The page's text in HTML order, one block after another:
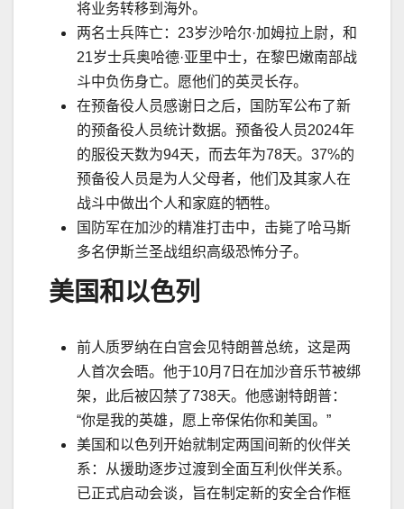
将业务转移到海外。
两名士兵阵亡： 23岁沙哈尔·加姆拉上尉，和
21岁士兵奥哈德·亚里中士，在黎巴嫩南部战
斗中负伤身亡。愿他们的英灵长存。
在预备役人员感谢日之后，国防军公布了新
的预备役人员统计数据。预备役人员2024年
的服役天数为94天，而去年为78天。 37%的
预备役人员是为人父母者，他们及其家人在
战斗中做出个人和家庭的牺牲。
国防军在加沙的精准打击中，击毙了哈马斯
多名伊斯兰圣战组织高级恐怖分子。
美国和以色列
前人质罗纳在白宫会见特朗普总统，这是两
人首次会晤。他于10月 7 日在加沙音乐节被绑
架，此后被囚禁了738天。他感谢特朗普：
“你是我的英雄，愿上帝保佑你和美国。 ”
美国和以色列开始就制定两国间新的伙伴关
系：从援助逐步过渡到全面互利伙伴关系。
已正式启动会谈，旨在制定新的安全合作框